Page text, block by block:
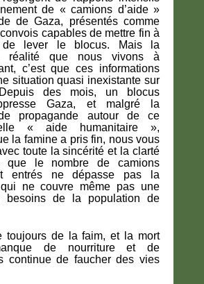
de « camions d’aide »
de Gaza, présentés comme
capables de mettre fin à
lever le blocus. Mais la
réalité que nous vivons à
c’est que ces informations
situation quasi inexistante sur
des mois, un blocus
Gaza, et malgré la
propagande autour de ce
« aide humanitaire »,
la famine a pris fin, nous vous
toute la sincérité et la clarté
que le nombre de camions
entrés ne dépasse pas la
ne couvre même pas une
besoins de la population de
toujours de la faim, et la mort
de nourriture et de
continue de faucher des vies